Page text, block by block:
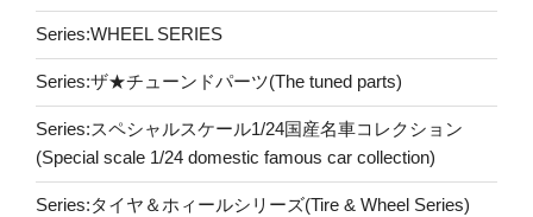
Series:WHEEL SERIES
Series:ザ★チューンドパーツ(The tuned parts)
Series:スペシャルスケール1/24国産名車コレクション
(Special scale 1/24 domestic famous car collection)
Series:タイヤ＆ホィールシリーズ(Tire & Wheel Series)